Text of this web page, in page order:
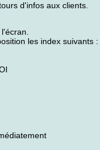
d'infos aux clients.
les index suivants :